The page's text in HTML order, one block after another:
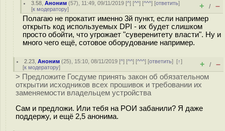
3.58 ,Аноним (57), 11:49, 09/11/2019 [^] [^^] [^^^] [ответить]
[к модератору] + / –
Полагаю не прокатит именно 3й пункт, если например
открыть код используемых DPI - их будет слишком
просто обойти, что угрожает "суверенитету власти". Ну и
много чего ещё, сотовое оборудование например.
2.23 ,Аноним (25), 15:10, 08/11/2019 [^] [^^] [^^^] [ответить][↑]
[к модератору] + / –
> Предложите Госдуме принять закон об обязательном
открытии исходников всех прошивок и требовании их
заменяемости владельцем устройства
Сам и предложи. Или тебя на РОИ забанили? Я даже
поддержу, и ещё 2,5 анонима.